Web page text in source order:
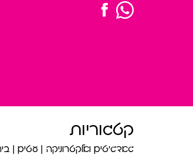
קטגוריות
גאדג’טים ואלקטרוניקה עטים